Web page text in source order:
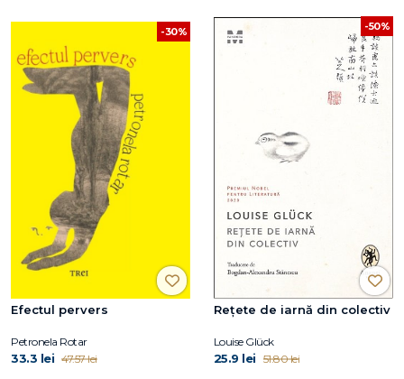
-30%
Efectul pervers
Petronela Rotar
33.3 lei 47.57 lei
-50%
Rețete de iarnă din colectiv
Louise Glück
25.9 lei 51.80 lei